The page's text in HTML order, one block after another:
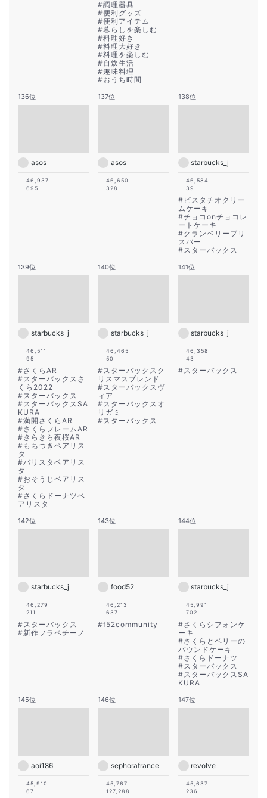
#調理器具
#便利グッズ
#便利アイテム
#暮らしを楽しむ
#料理好き
#料理大好き
#料理を楽しむ
#自炊生活
#趣味料理
#おうち時間
136位
asos
46,937
695
137位
asos
46,650
328
138位
starbucks_j
46,584
39
# ピスタチオクリー
ムケーキ
#チョコonチョコレ
ートケーキ
#クランベリーブリ
スバー
# スターバックス
139位
starbucks_j
46,511
95
#さくらAR
# スターバックスさ
くら2022
# スターバックス
# スターバックスSA
KURA
#満開さくらAR
#さくらフレームAR
# きらきら夜桜AR
# もちつきベアリス
タ
#バリスタベアリス
タ
#おそうじベアリス
タ
#さくらドーナツベ
アリスタ
140位
starbucks_j
46,465
50
# スターバックスク
リスマスブレンド
# スターバックスヴ
ィア
# スターバックスオ
リガミ
# スターバックス
141位
starbucks_j
46,358
43
# スターバックス
142位
starbucks_j
46,279
211
# スターバックス
#新作フラペチーノ
143位
food52
46,213
637
#f52community
144位
starbucks_j
45,991
702
#さくらシフォンケ
ーキ
#さくらとベリーの
パウンドケーキ
#さくらドーナツ
# スターバックス
# スターバックスSA
KURA
145位
aoi186
45,910
67
146位
sephorafrance
45,767
127,288
147位
revolve
45,637
236